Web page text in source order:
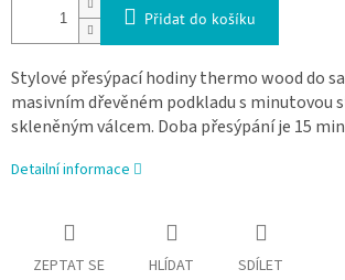
Přidat do košíku
Stylové přesýpací hodiny thermo wood do
masivním dřevěném podkladu s minutovou
skleněným válcem. Doba přesýpání je 15
Detailní informace
ZEPTAT SE HLÍDAT SDÍLET